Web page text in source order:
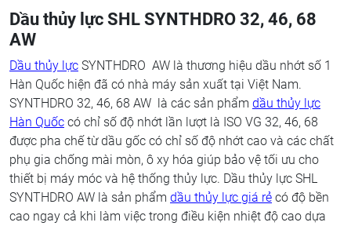
Dầu thủy lực SHL SYNTHDRO 32, 46, 68
AW
Dầu thủy lực SYNTHDRO AW là thương hiệu dầu nhớt số 1
Hàn Quốc hiện đã có nhà máy sản xuất tại Việt Nam.
SYNTHDRO 32, 46, 68 AW là các sản phẩm dầu thủy lực
Hàn Quốc có chỉ số độ nhớt lần lượt là ISO VG 32, 46, 68
được pha chế từ dầu gốc có chỉ số độ nhớt cao và các chất
phụ gia chống mài mòn, ô xy hóa giúp bảo vệ tối ưu cho
thiết bị máy móc và hệ thống thủy lực. Dầu thủy lực SHL
SYNTHDRO AW là sản phẩm dầu thủy lực giá rẻ có độ bền
cao ngay cả khi làm việc trong điều kiện nhiệt độ cao dựa